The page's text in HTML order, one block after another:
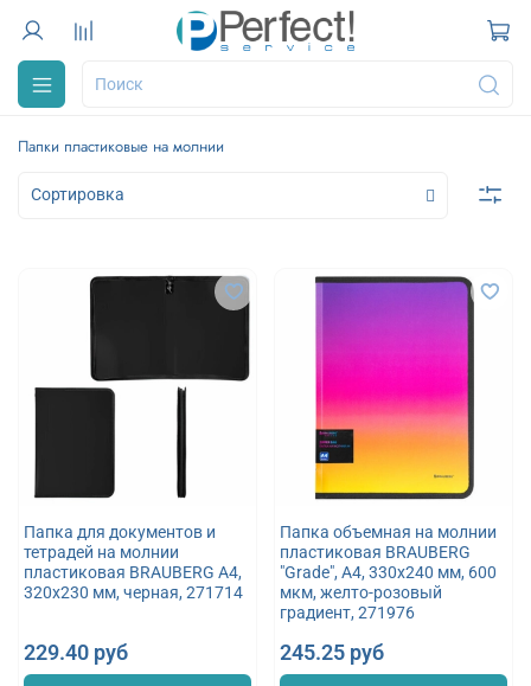
Папки пластиковые на молнии
Папка для документов и
тетрадей на молнии
пластиковая BRAUBERG А4,
320х230 мм, черная, 271714
229.40 руб
Папка объемная на молнии
пластиковая BRAUBERG
"Grade", А4, 330х240 мм, 600
мкм, желто-розовый
градиент, 271976
245.25 руб